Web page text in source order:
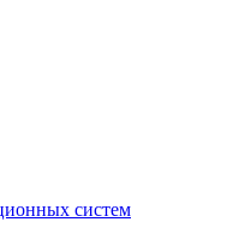
систем